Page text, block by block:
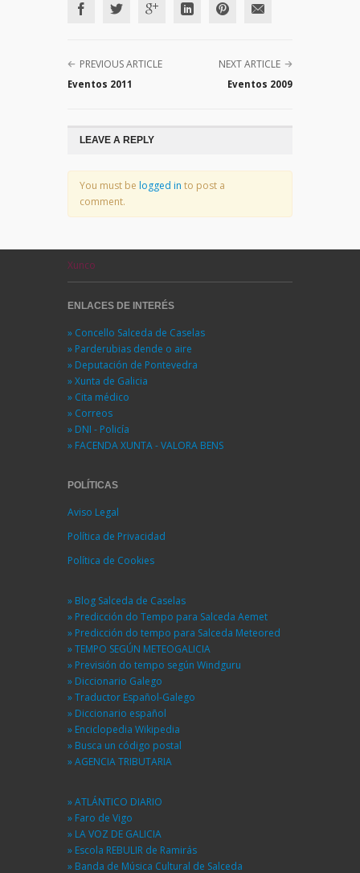
PREVIOUS ARTICLE
Eventos 2011
NEXT ARTICLE
Eventos 2009
LEAVE A REPLY
You must be logged in to post a
comment.
Xunco
ENLACES DE INTERÉS
» Concello Salceda de Caselas
» Parderubias dende o aire
» Deputación de Pontevedra
» Xunta de Galicia
» Cita médico
» Correos
» DNI - Policía
» FACENDA XUNTA - VALORA BENS
POLÍTICAS
Aviso Legal
Política de Privacidad
Política de Cookies
» Blog Salceda de Caselas
» Predicción do Tempo para Salceda Aemet
» Predicción do tempo para Salceda Meteored
» TEMPO SEGÚN METEOGALICIA
» Previsión do tempo según Windguru
» Diccionario Galego
» Traductor Español-Galego
» Diccionario español
» Enciclopedia Wikipedia
» Busca un código postal
» AGENCIA TRIBUTARIA
» ATLÁNTICO DIARIO
» Faro de Vigo
» LA VOZ DE GALICIA
» Escola REBULIR de Ramirás
» Banda de Música Cultural de Salceda